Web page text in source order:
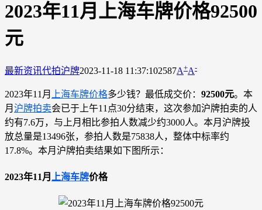
2023年11月上海车牌价格92500
元
最新资讯代拍沪牌2023-11-18 11:37:102587A+A-
2023年11月 上海车牌价格多少钱？最低成交价： 92500元。本
月 沪牌拍卖会已于上午11点30分结束，这次参加沪牌拍卖的人
约有7.6万，与上月相比参拍人数减少约3000人。本月沪牌投
放总量是13496张，参拍人数是75838人，整体中标率约
17.8%。本月沪牌拍卖结果如下图所示：
2023年11月 上海车牌价格